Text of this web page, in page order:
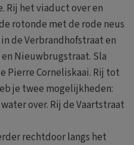
Rij het viaduct over en
rotonde met de rode neus
de Verbrandhofstraat en
Nieuwbrugstraat. Sla
Pierre Corneliskaai. Rij tot
je twee mogelijkheden:
over. Rij de Vaartstraat
rechtdoor langs het